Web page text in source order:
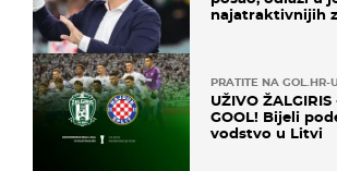
najatraktivnijih
PRATITE NA GOL.HR-U
UŽIVO
GOOL! Bijeli
vodstvo u Litvi